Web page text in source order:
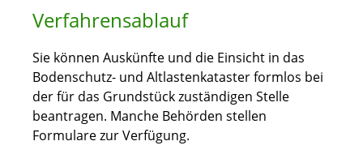
Verfahrensablauf
Sie können Auskünfte und die Einsicht in das
Bodenschutz- und Altlastenkataster formlos bei
der für das Grundstück zuständigen Stelle
beantragen. Manche Behörden stellen
Formulare zur Verfügung.